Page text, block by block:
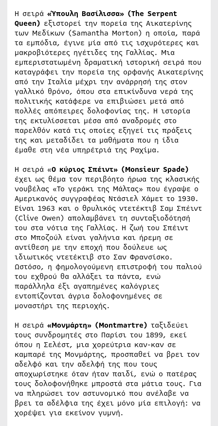
Η σειρά «Ύπουλη Βασίλισσα» (The Serpent
Queen) εξιστορεί την πορεία της Αικατερίνης
των Μεδίκων (Samantha Morton) η οποία, παρά
τα εμπόδια, έγινε μία από τις ισχυρότερες και
μακροβιότερες ηγέτιδες της Γαλλίας. Μια
εμπεριστατωμένη δραματική ιστορική σειρά που
καταγράφει την πορεία της ορφανής Αικατερίνης
από την Ιταλία μέχρι την ανάρρησή της στον
γαλλικό θρόνο, όπου στα επικίνδυνα νερά της
πολιτικής κατάφερε να επιβιώσει μετά από
πολλές απόπειρες δολοφονίας της. Η ιστορία
της εκτυλίσσεται μέσα από αναδρομές στο
παρελθόν κατά τις οποίες εξηγεί τις πράξεις
της και μεταδίδει τα μαθήματα που η ίδια
έμαθε στη νέα υπηρέτριά της Ραχίμα.
Η σειρά «Ο κύριος Σπέιντ» (Monsieur Spade)
έχει ως θέμα τον περιβόητο ήρωα της κλασικής
νουβέλας «Το γεράκι της Μάλτας» που έγραψε ο
Αμερικανός συγγραφέας Ντάσιελ Χάμετ το 1930.
Είναι 1963 και ο θρυλικός ντετέκτιβ Σαμ Σπέιντ
(Clive Owen) απολαμβάνει τη συνταξιοδότησή
του στα νότια της Γαλλίας. Η ζωή του Σπέιντ
στο Μποζούλ είναι γαλήνια και ήρεμη σε
αντίθεση με την εποχή που δούλευε ως
ιδιωτικός ντετέκτιβ στο Σαν Φρανσίσκο.
Ωστόσο, η φημολογούμενη επιστροφή του παλιού
του εχθρού θα αλλάξει τα πάντα, ενώ
παράλληλα έξι αγαπημένες καλόγριες
εντοπίζονται άγρια δολοφονημένες σε
μοναστήρι της περιοχής.
Η σειρά «Μονμάρτη» (Μontmartre) ταξιδεύει
τους συνδρομητές στο Παρίσι του 1899, εκεί
όπου η Σελέστ, μια χορεύτρια καν-καν σε
καμπαρέ της Μονμάρτης, προσπαθεί να βρει τον
αδελφό και την αδελφή της που τους
αποχωρίστηκε όταν ήταν παιδί, ενώ ο πατέρας
τους δολοφονήθηκε μπροστά στα μάτια τους. Για
να πληρώσει τον αστυνομικό που ανέλαβε να
βρει τα αδέλφια της έχει μόνο μία επιλογή: να
χορέψει για εκείνον γυμνή.